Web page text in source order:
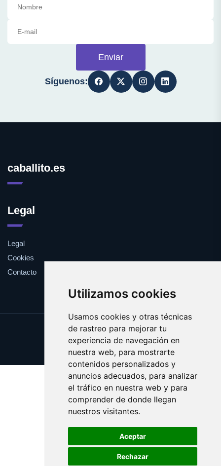
Utilizamos cookies
Usamos cookies y otras técnicas
de rastreo para mejorar tu
experiencia de navegación en
nuestra web, para mostrarte
contenidos personalizados y
anuncios adecuados, para analizar
el tráfico en nuestra web y para
comprender de donde llegan
nuestros visitantes.
Aceptar
Rechazar
Enviar
Síguenos:
caballito.es
Legal
Legal
Cookies
Contacto
Update cookies preferences
Copyright © 2025 caballito.es